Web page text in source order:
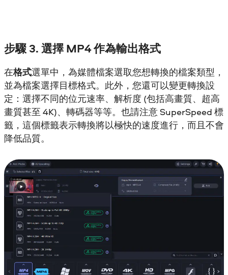
步驟 3. 選擇 MP4 作為輸出格式
在格式選單中，為媒體檔案選取您想轉換的檔案類型，
並為檔案選擇目標格式。此外，您還可以變更轉換設
定：選擇不同的位元速率、解析度 (包括高畫質、超高
畫質甚至 4K)、轉碼器等等。也請注意 SuperSpeed 標
籤，這個標籤表示轉換將以極快的速度進行，而且不會
降低品質。